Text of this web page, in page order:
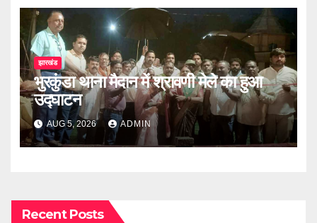
झारखंड
भुरकुंडा थाना मैदान में श्रावणी मेले का हुआ
उद्घाटन
AUG 5, 2026 ADMIN
Recent Posts